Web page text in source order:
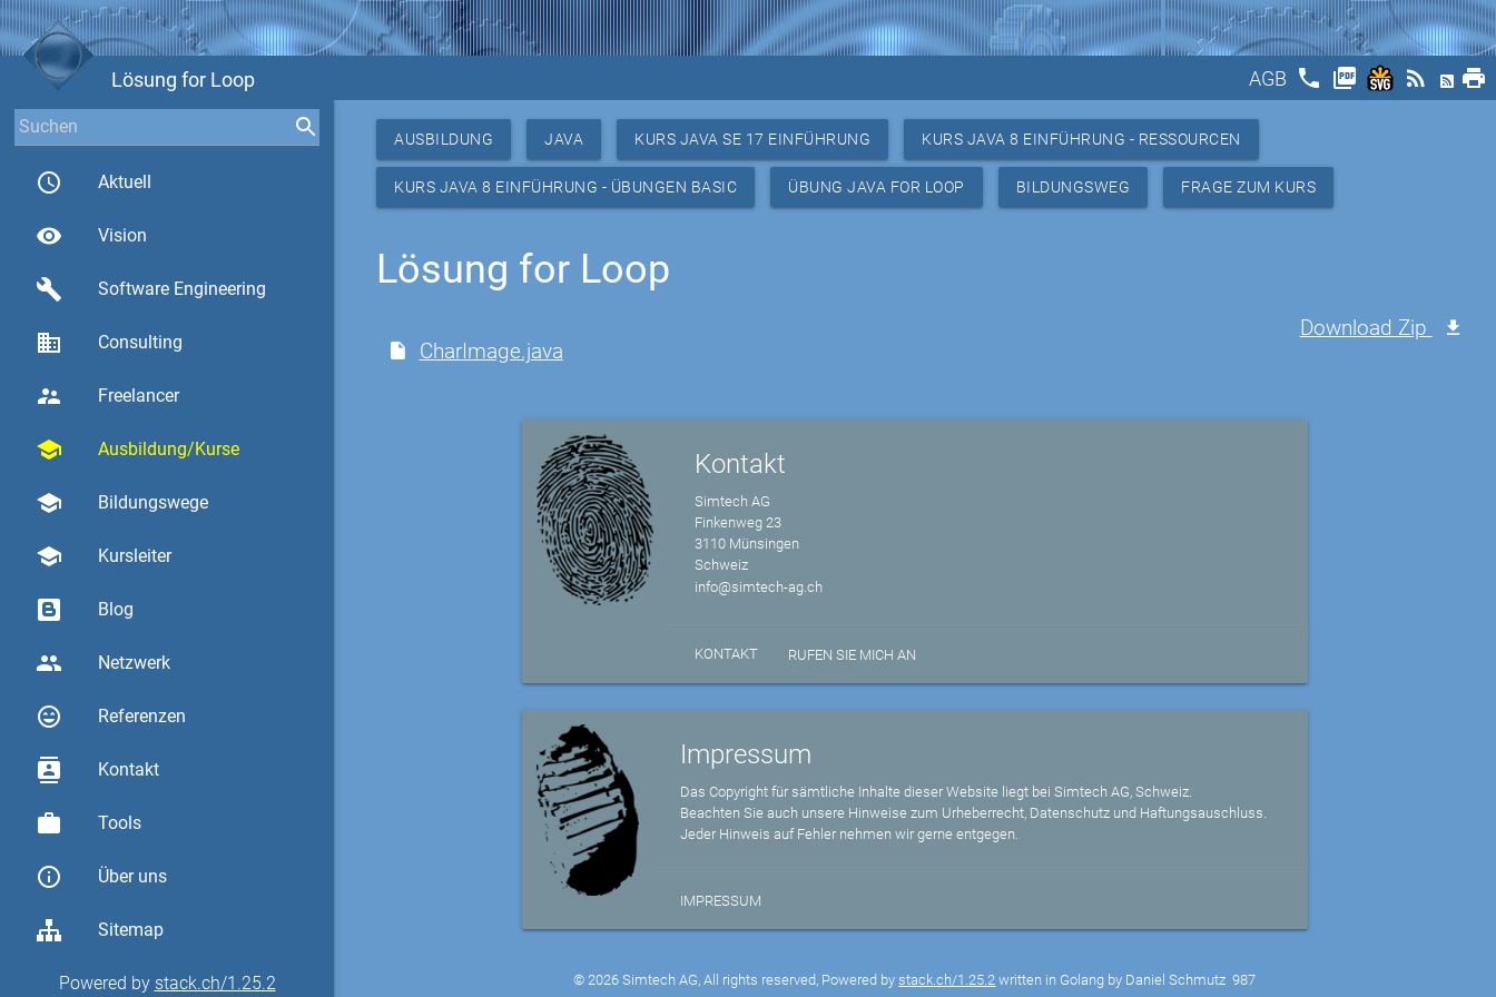
Lösung for Loop AGB phone picture_as_pdf rss_feed print
access_time Aktuell
visibility Vision
build Software Engineering
business Consulting
supervisor_account Freelancer
school Ausbildung/Kurse
school Bildungswege
school Kursleiter
Blog
group Netzwerk
sentiment_very_satisfied Referenzen
contacts Kontakt
work Tools
info_outline Über uns
Sitemap
Powered by stack.ch/1.25.2
AUSBILDUNG JAVA KURS JAVA SE 17 EINFÜHRUNG KURS JAVA 8 EINFÜHRUNG - RESSOURCEN
KURS JAVA 8 EINFÜHRUNG - ÜBUNGEN BASIC ÜBUNG JAVA FOR LOOP BILDUNGSWEG FRAGE ZUM KURS
Lösung for Loop
CharImage.java
Download Zip
Kontakt
Simtech AG
Finkenweg 23
3110 Münsingen
Schweiz
info@simtech-ag.ch
KONTAKT RUFEN SIE MICH AN
Impressum
Das Copyright für sämtliche Inhalte dieser Website liegt bei Simtech AG, Schweiz.
Beachten Sie auch unsere Hinweise zum Urheberrecht, Datenschutz und Haftungsauschluss.
Jeder Hinweis auf Fehler nehmen wir gerne entgegen.
IMPRESSUM
© 2026 Simtech AG, All rights reserved, Powered bystack.ch/1.25.2 written in Golang by Daniel Schmutz987